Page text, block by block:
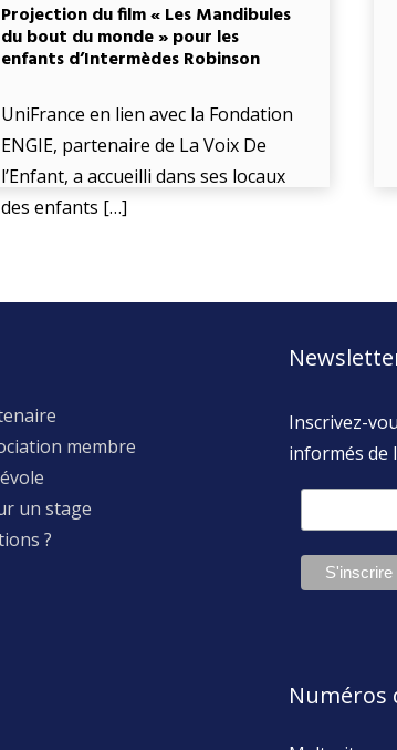
Projection du film « Les Mandibules
du bout du monde » pour les
enfants d’Intermèdes Robinson
UniFrance en lien avec la Fondation
ENGIE, partenaire de La Voix De
l’Enfant, a accueilli dans ses locaux
des enfants […]
membre
un stage
?
Inscrivez-
informés de
Numéros